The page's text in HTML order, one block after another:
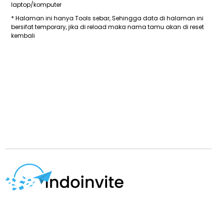
laptop/komputer
* Halaman ini hanya Tools sebar, Sehingga data di halaman ini
bersifat temporary, jika di reload maka nama tamu akan di reset
kembali